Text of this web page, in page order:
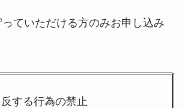
ていただける方のみお申し込み
する行為の禁止